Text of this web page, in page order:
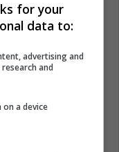
2024 118
rastro de
disputas
de Brasil—un
for your
data to:
advertising and
and
a device